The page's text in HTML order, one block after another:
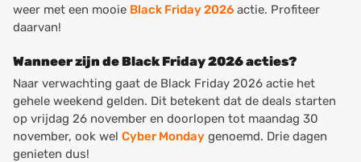
weer met een mooie Black Friday 2026 actie. Profiteer
daarvan!
Wanneer zijn de Black Friday 2026 acties?
Naar verwachting gaat de Black Friday 2026 actie het
gehele weekend gelden. Dit betekent dat de deals starten
op vrijdag 26 november en doorlopen tot maandag 30
november, ook wel Cyber Monday genoemd. Drie dagen
genieten dus!